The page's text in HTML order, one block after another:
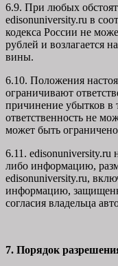
6.9. При любых
edisonuniversity.ru в
кодекса России не
рублей и возлагается
вины.
6.10. Положения
ограничивают
причинение убытков в
ответственность не
может быть
6.11. edisonuniversity.ru
либо информацию,
edisonuniversity.ru,
информацию,
согласия владельца
7. Порядок